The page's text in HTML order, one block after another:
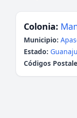
Colonia:
Municipio:
Estado:
Códigos